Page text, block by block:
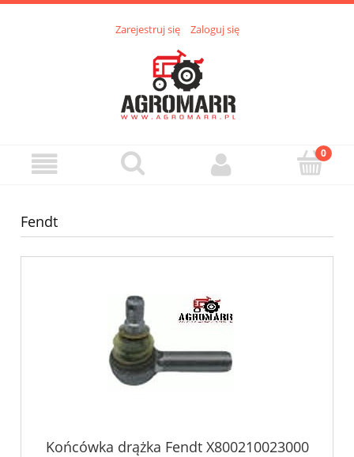
Zarejestruj się Zaloguj się
Fendt
Końcówka drążka Fendt X800210023000